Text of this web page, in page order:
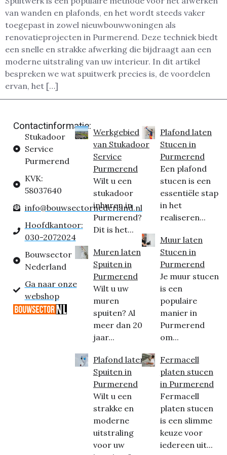
van wanden en plafonds, en het wordt steeds vaker
toegepast in zowel nieuwbouwwoningen als
renovatieprojecten in Purmerend. Deze techniek biedt
een snelle en strakke afwerking die bijdraagt aan een
moderne uitstraling van uw interieur. In dit artikel
bespreken we wat spuitwerk precies is, de voordelen
ervan, het […]
Contactinformatie:
Stukadoor
Service
Purmerend
KVK:
58037640
info@bouwsectornederland.nl
Hoofdkantoor:
030-2072024
Bouwsector
Nederland
Ga naar onze
webshop
Werkgebied
van Stukadoor
Service
Purmerend
Wilt u een
stukadoor
inhuren in
Purmerend?
Dit is het...
Muren laten
Spuiten in
Purmerend
Wilt u uw
muren
spuiten? Al
meer dan 20
jaar...
Plafond laten
Spuiten in
Purmerend
Wilt u een
strakke en
moderne
uitstraling
voor uw
Plafond laten
Stucen in
Purmerend
Een plafond
stucen is een
essentiële stap
in het
realiseren...
Muur laten
Stucen in
Purmerend
Je muur stucen
is een
populaire
manier in
Purmerend
om...
Fermacell
platen stucen
in Purmerend
Fermacell
platen stucen
is een slimme
keuze voor
iedereen uit...